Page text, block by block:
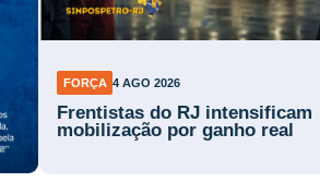
FORÇA 4 AGO 2026
Frentistas do RJ intensificam
mobilização por ganho real